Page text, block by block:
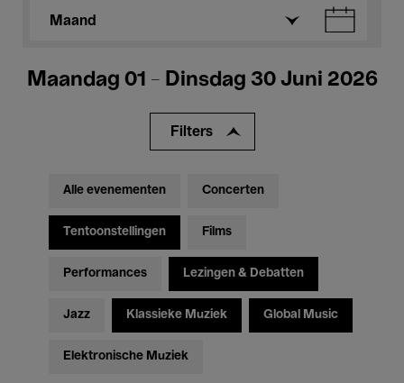
Maand
Maandag 01 - Dinsdag 30 Juni 2026
Filters
Alle evenementen Concerten
Tentoonstellingen Films
Performances Lezingen & Debatten
Jazz Klassieke Muziek Global Music
Elektronische Muziek